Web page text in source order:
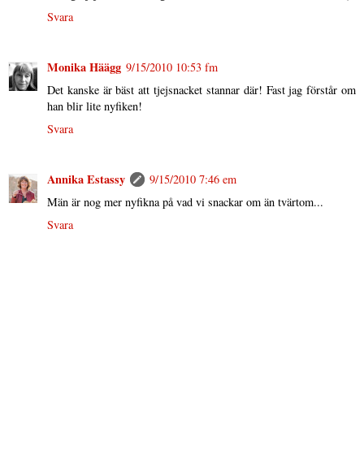
Svara
Monika Häägg 9/15/2010 10:53 fm
Det kanske är bäst att tjejsnacket stannar där! Fast jag förstår om
han blir lite nyfiken!
Svara
Annika Estassy
9/15/2010 7:46 em
Män är nog mer nyfikna på vad vi snackar om än tvärtom...
Svara